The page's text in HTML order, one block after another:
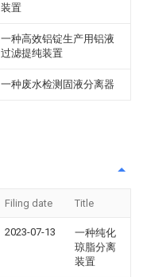
装置
一种高效铝锭生产用铝液
过滤提纯装置
一种废水检测固液分离器
Filing date Title
2023-07-13
一种纯化
琼脂分离
装置